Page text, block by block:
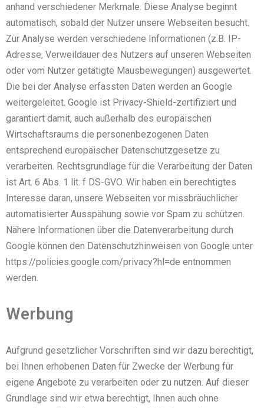
anhand verschiedener Merkmale. Diese Analyse beginnt
automatisch, sobald der Nutzer unsere Webseiten besucht.
Zur Analyse werden verschiedene Informationen (z.B. IP-
Adresse, Verweildauer des Nutzers auf unseren Webseiten
oder vom Nutzer getätigte Mausbewegungen) ausgewertet.
Die bei der Analyse erfassten Daten werden an Google
weitergeleitet. Google ist Privacy-Shield-zertifiziert und
garantiert damit, auch außerhalb des europäischen
Wirtschaftsraums die personenbezogenen Daten
entsprechend europäischer Datenschutzgesetze zu
verarbeiten. Rechtsgrundlage für die Verarbeitung der Daten
ist Art. 6 Abs. 1 lit. f DS-GVO. Wir haben ein berechtigtes
Interesse daran, unsere Webseiten vor missbräuchlicher
automatisierter Ausspähung sowie vor Spam zu schützen.
Nähere Informationen über die Datenverarbeitung durch
Google können den Datenschutzhinweisen von Google unter
https://policies.google.com/privacy?hl=de entnommen
werden.
Werbung
Aufgrund gesetzlicher Vorschriften sind wir dazu berechtigt,
bei Ihnen erhobenen Daten für Zwecke der Werbung für
eigene Angebote zu verarbeiten oder zu nutzen. Auf dieser
Grundlage sind wir etwa berechtigt, Ihnen auch ohne